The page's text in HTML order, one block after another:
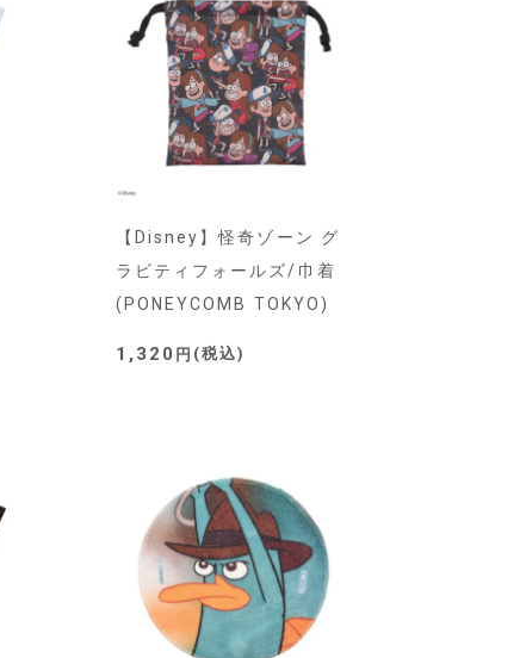
【Disney】怪奇ゾーン グ
ラビティフォールズ/巾着
(PONEYCOMB TOKYO)
1,320 税込